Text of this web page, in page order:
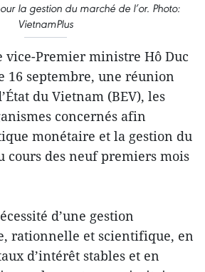
la gestion du marché de l’or. Photo:
VietnamPlus
vice-Premier ministre Hô Duc
16 septembre, une réunion
du Vietnam (BEV), les
concernés afin
monétaire et la gestion du
cours des neuf premiers mois
d’une gestion
rationnelle et scientifique, en
d’intérêt stables et en